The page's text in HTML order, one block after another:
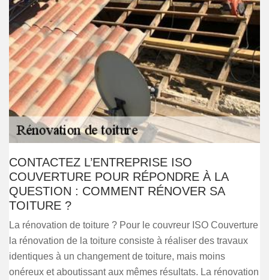
CONTACTEZ L’ENTREPRISE ISO
COUVERTURE POUR RÉPONDRE À LA
QUESTION : COMMENT RÉNOVER SA
TOITURE ?
La rénovation de toiture ? Pour le couvreur ISO Couverture
la rénovation de la toiture consiste à réaliser des travaux
identiques à un changement de toiture, mais moins
onéreux et aboutissant aux mêmes résultats. La rénovation